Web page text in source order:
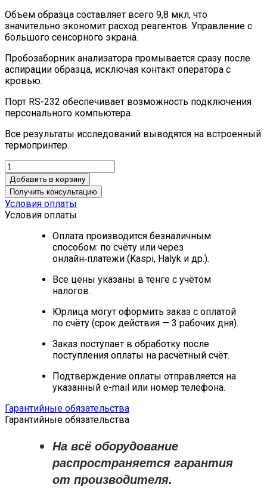
Объем образца составляет всего 9,8 мкл, что
значительно экономит расход реагентов. Управление с
большого сенсорного экрана.
Пробозаборник анализатора промывается сразу после
аспирации образца, исключая контакт оператора с
кровью.
Порт RS-232 обеспечивает возможность подключения
персонального компьютера.
Все результаты исследований выводятся на встроенный
термопринтер.
Добавить в корзину
Получить консультацию
Условия оплаты
Условия оплаты
Оплата производится безналичным
способом: по счёту или через
онлайн‑платежи (Kaspi, Halyk и др.).
Все цены указаны в тенге с учётом
налогов.
Юрлица могут оформить заказ с оплатой
по счёту (срок действия — 3 рабочих дня).
Заказ поступает в обработку после
поступления оплаты на расчётный счёт.
Подтверждение оплаты отправляется на
указанный e-mail или номер телефона.
Гарантийные обязательства
Гарантийные обязательства
На всё оборудование
распространяется гарантия
от производителя.